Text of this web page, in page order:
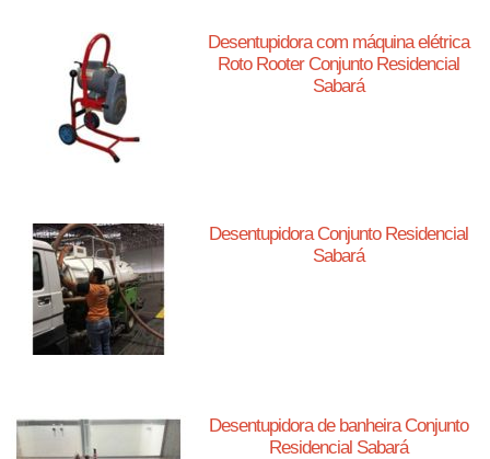
Desentupidora com máquina elétrica
Roto Rooter Conjunto Residencial
Sabará
Desentupidora Conjunto Residencial
Sabará
Desentupidora de banheira Conjunto
Residencial Sabará